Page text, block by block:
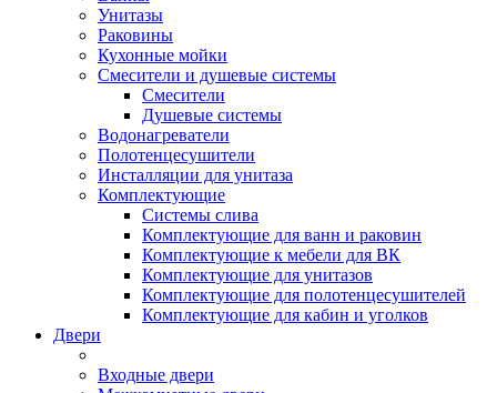
Унитазы
Раковины
Кухонные мойки
Смесители и душевые системы
Смесители
Душевые системы
Водонагреватели
Полотенцесушители
Инсталляции для унитаза
Комплектующие
Системы слива
Комплектующие для ванн и раковин
Комплектующие к мебели для ВК
Комплектующие для унитазов
Комплектующие для полотенцесушителей
Комплектующие для кабин и уголков
Двери
Входные двери